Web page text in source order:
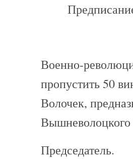
Военно-
пропустить 50
Волочек,
Вышневолоцкого
Председатель.